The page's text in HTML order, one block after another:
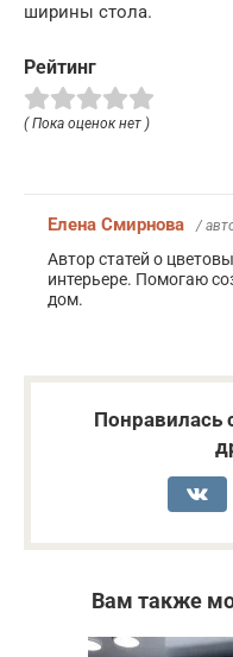
ширины стола.
Рейтинг
( Пока оценок нет )
Елена Смирнова /
Автор статей о
интерьере. Помогаю
дом.
Понравилась
Вам также